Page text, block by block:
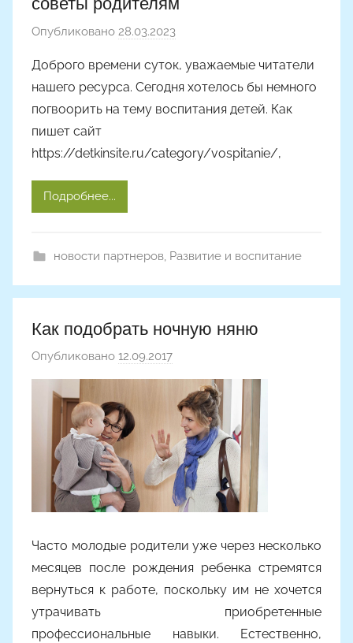
Опубликовано 28.03.2023
т
о
р
м
n
Доброго времени суток, уважаемые читатели
нашего ресурса. Сегодня хотелось бы немного
погвоорить на тему воспитания детей. Как
пишет сайт
https://detkinsite.ru/category/vospitanie/,
Подробнее...
новости партнеров, Развитие и воспитание
Как подобрать ночную няню
Опубликовано 12.09.2017
в
о
м
A
y
Часто молодые родители уже через несколько
месяцев после рождения ребенка стремятся
вернуться к работе, поскольку им не хочется
утрачивать приобретенные
профессиональные навыки. Естественно,